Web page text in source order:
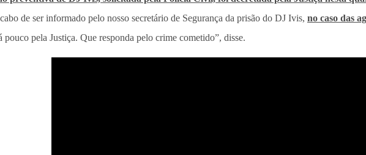
de ser informado pelo nosso secretário de Segurança da prisão do DJ Ivis, no caso das
pela Justiça. Que responda pelo crime cometido”, disse.